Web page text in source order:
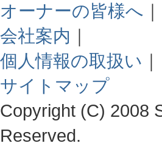
オーナーの皆様へ ｜
会社案内 ｜
個人情報の取扱い ｜
サイトマップ
Copyright (C) 2008
Reserved.